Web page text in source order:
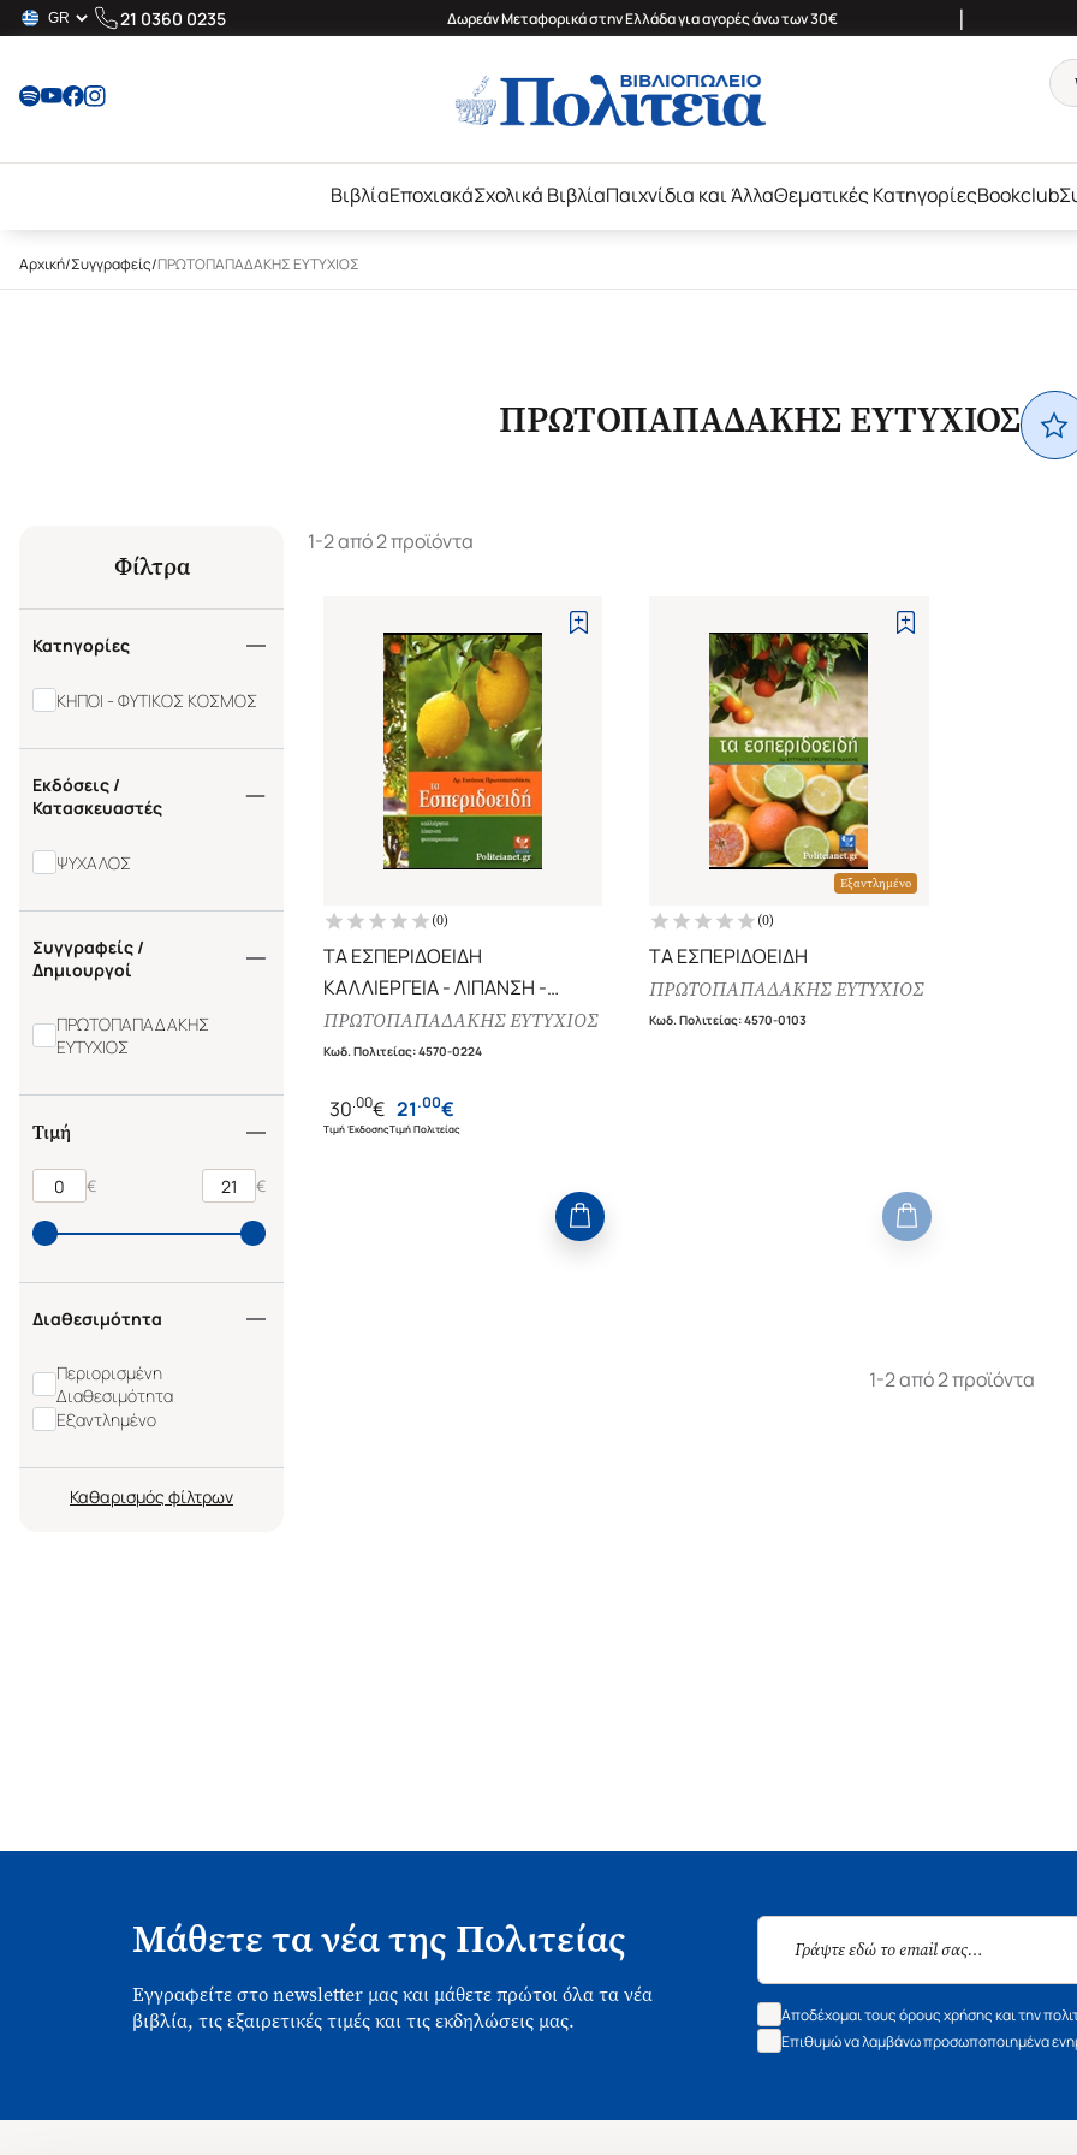
21 0360 0235 Δωρεάν Μεταφορικά στην Ελλάδα για αγορές άνω των 30€ |
ΒιβλίαΕποχιακάΣχολικά ΒιβλίαΠαιχνίδια και ΆλλαΘεματικές ΚατηγορίεςBookclub
Αρχική/Συγγραφείς/ΠΡΩΤΟΠΑΠΑΔΑΚΗΣ ΕΥΤΥΧΙΟΣ
ΠΡΩΤΟΠΑΠΑΔΑΚΗΣ ΕΥΤΥΧΙΟΣ
Φίλτρα
Κατηγορίες
ΚΗΠΟΙ - ΦΥΤΙΚΟΣ ΚΟΣΜΟΣ
Εκδόσεις /
Κατασκευαστές
ΨΥΧΑΛΟΣ
Συγγραφείς /
Δημιουργοί
ΠΡΩΤΟΠΑΠΑΔΑΚΗΣ
ΕΥΤΥΧΙΟΣ
Τιμή
€ €
Διαθεσιμότητα
Περιορισμένη
Διαθεσιμότητα
Εξαντλημένο
Καθαρισμός
1-2 από 2 προϊόντα
(0)
ΤΑ ΕΣΠΕΡΙΔΟΕΙΔΗ
ΚΑΛΛΙΕΡΓΕΙΑ - ΛΙΠΑΝΣΗ -
ΦΥΤΟΠΡΟΣΤΑΣΙΑ
ΠΡΩΤΟΠΑΠΑΔΑΚΗΣ ΕΥΤΥΧΙΟΣ
Κωδ. Πολιτείας:4570-0224
30.00€
Τιμή Έκδοσης
21.00€
Τιμή Πολιτείας
Εξαντλημένο
(0)
ΤΑ ΕΣΠΕΡΙΔΟΕΙΔΗ
ΠΡΩΤΟΠΑΠΑΔΑΚΗΣ ΕΥΤΥΧΙΟΣ
Κωδ. Πολιτείας:4570-0103
1-2 από 2 προϊόντα
Μάθετε τα νέα της Πολιτείας
Εγγραφείτε στο newsletter μας και μάθετε πρώτοι όλα τα νέα
βιβλία, τις εξαιρετικές τιμές και τις εκδηλώσεις μας.
Αποδέχομαι τους όρους χρήσης και την
Επιθυμώ να λαμβάνω προσωποποιημένα